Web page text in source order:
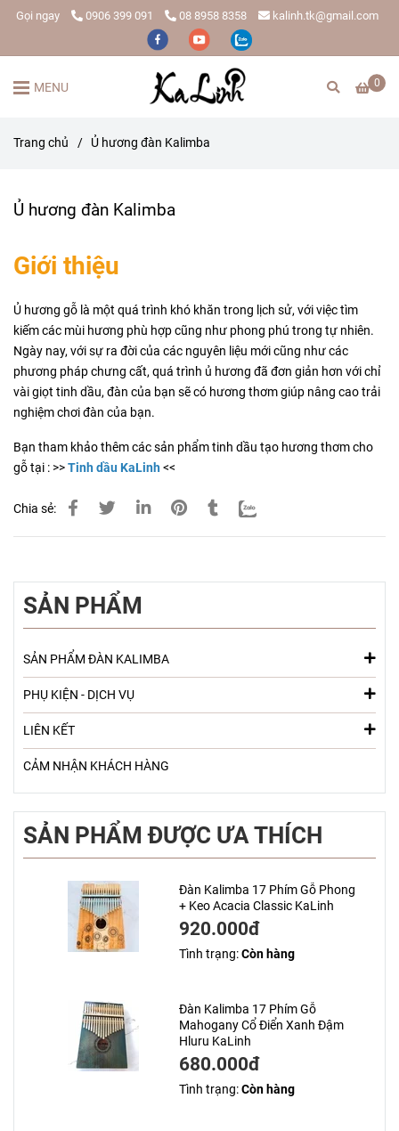
Gọi ngay 0906 399 091 08 8958 8358 kalinh.tk@gmail.com
0
MENU
Trang chủ / Ủ hương đàn Kalimba
Ủ hương đàn Kalimba
Giới thiệu
Ủ hương gỗ là một quá trình khó khăn trong lịch sử, với việc tìm
kiếm các mùi hương phù hợp cũng như phong phú trong tự nhiên.
Ngày nay, với sự ra đời của các nguyên liệu mới cũng như các
phương pháp chưng cất, quá trình ủ hương đã đơn giản hơn với chỉ
vài giọt tinh dầu, đàn của bạn sẽ có hương thơm giúp nâng cao trải
nghiệm chơi đàn của bạn.
Bạn tham khảo thêm các sản phẩm tinh dầu tạo hương thơm cho
gỗ tại : >>Tinh dầu KaLinh<<
Chia sẻ:
SẢN PHẨM
SẢN PHẨM ĐÀN KALIMBA
PHỤ KIỆN - DỊCH VỤ
LIÊN KẾT
CẢM NHẬN KHÁCH HÀNG
SẢN PHẨM ĐƯỢC ƯA THÍCH
Đàn Kalimba 17 Phím Gỗ Phong
+ Keo Acacia Classic KaLinh
920.000đ
Tình trạng:Còn hàng
Đàn Kalimba 17 Phím Gỗ
Mahogany Cổ Điển Xanh Đậm
Hluru KaLinh
680.000đ
Tình trạng:Còn hàng